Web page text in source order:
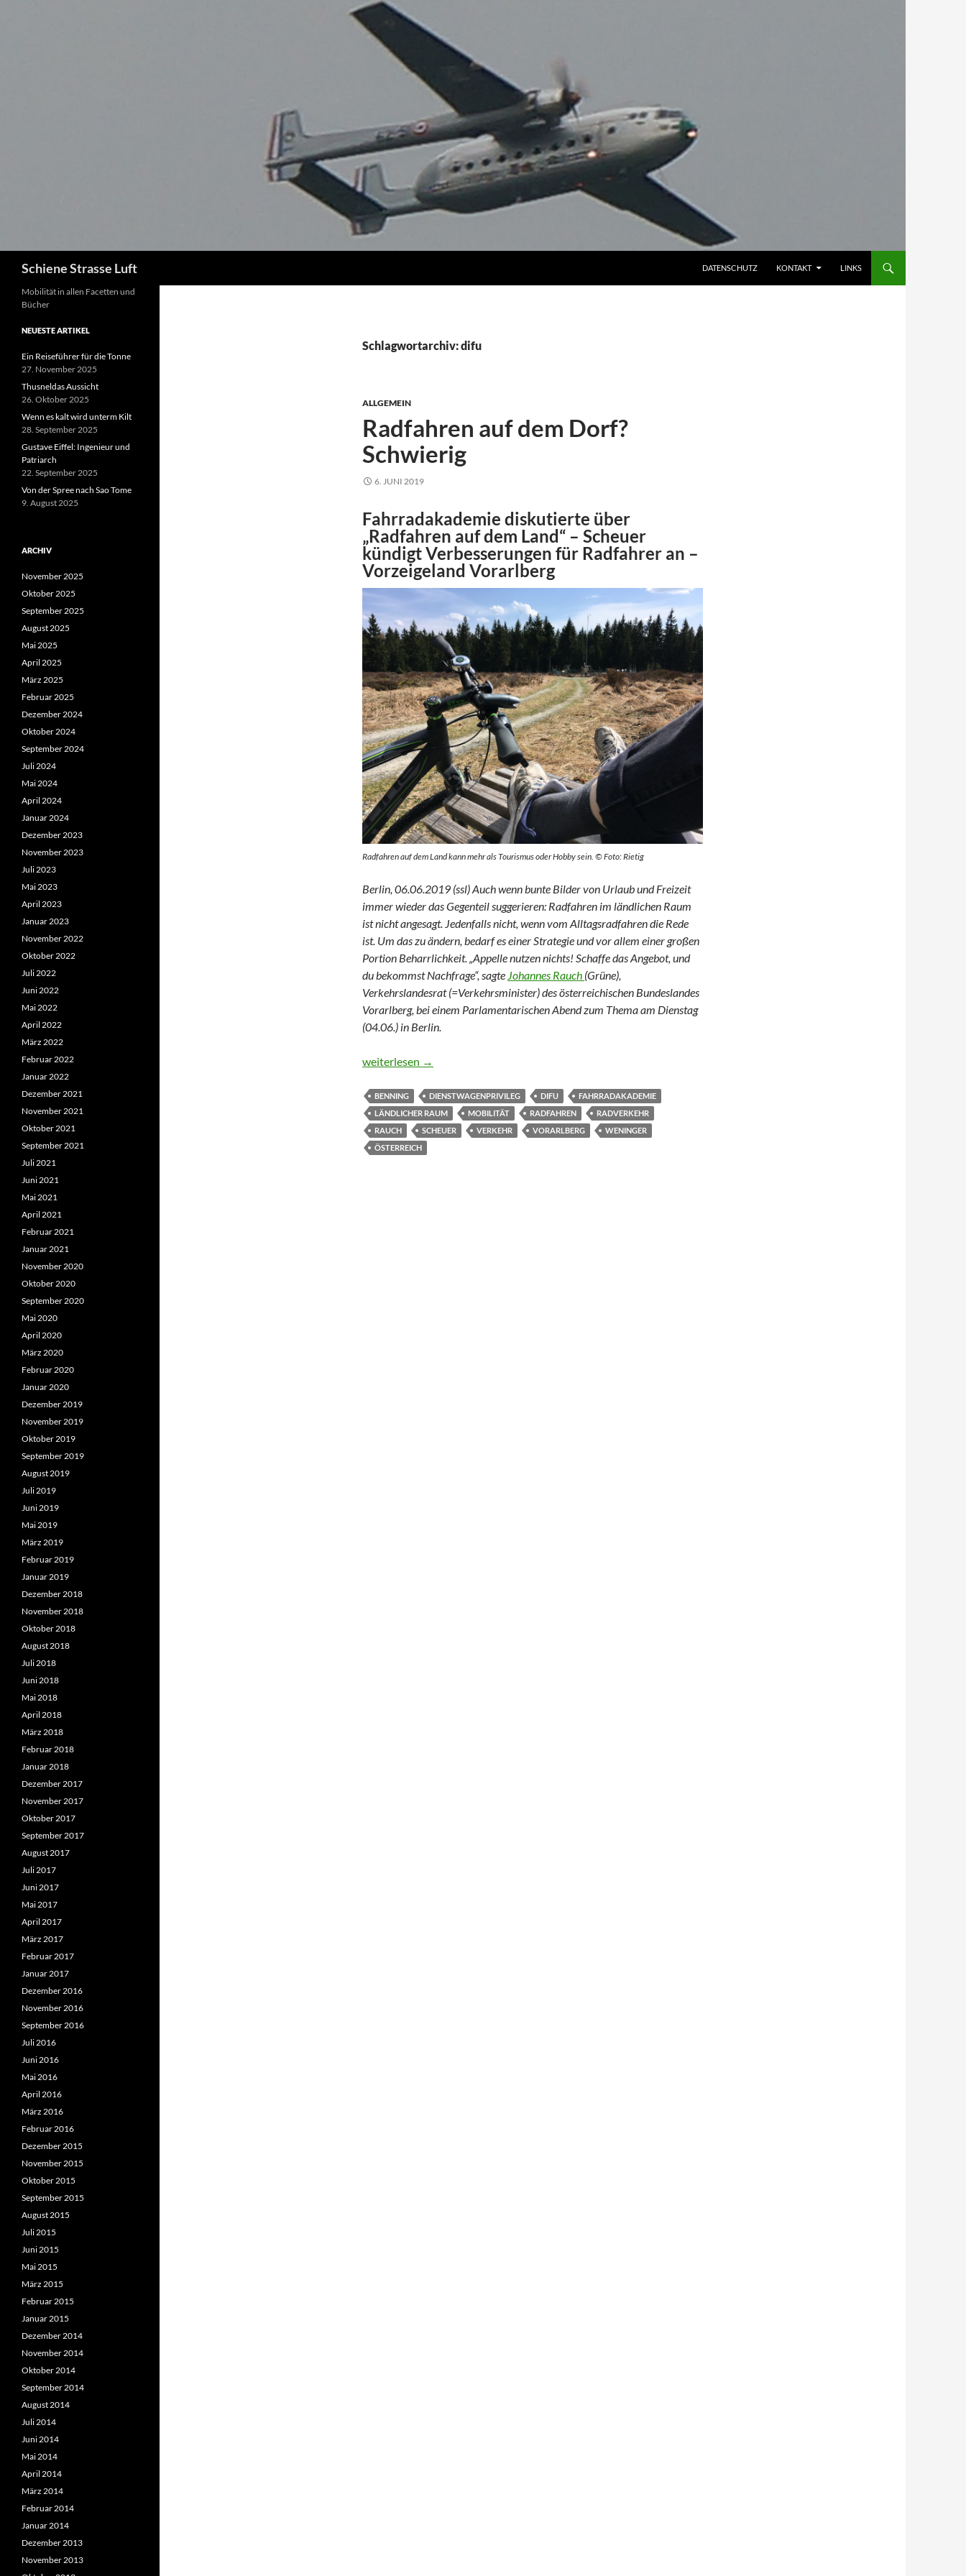
Schiene Strasse Luft DATENSCHUTZ KONTAKT LINKS
Schlagwortarchiv: difu
ALLGEMEIN
Radfahren auf dem Dorf?
Schwierig
6. JUNI 2019
Fahrradakademie diskutierte über
„Radfahren auf dem Land“ – Scheuer
kündigt Verbesserungen für Radfahrer an –
Vorzeigeland Vorarlberg
Radfahren auf dem Land kann mehr als Tourismus oder Hobby sein. © Foto: Rietig
Berlin, 06.06.2019 (ssl) Auch wenn bunte Bilder von Urlaub und Freizeit
immer wieder das Gegenteil suggerieren: Radfahren im ländlichen Raum
ist nicht angesagt. Jedenfalls nicht, wenn vom Alltagsradfahren die Rede
ist. Um das zu ändern, bedarf es einer Strategie und vor allem einer großen
Portion Beharrlichkeit. „Appelle nutzen nichts! Schaffe das Angebot, und
du bekommst Nachfrage“, sagte Johannes Rauch (Grüne),
Verkehrslandesrat (=Verkehrsminister) des österreichischen Bundeslandes
Vorarlberg, bei einem Parlamentarischen Abend zum Thema am Dienstag
(04.06.) in Berlin.
Radfahren auf dem Dorf? Schwierig
weiterlesen →
BENNING DIENSTWAGENPRIVILEG DIFU
FAHRRADAKADEMIE
LÄNDLICHER RAUM
MOBILITÄT RADFAHREN
RADVERKEHR
RAUCH
SCHEUER VERKEHR VORARLBERG
WENINGER
ÖSTERREICH
Mobilität in allen Facetten und
Bücher
NEUESTE ARTIKEL
Ein Reiseführer für die Tonne
27. November 2025
Thusneldas Aussicht
26. Oktober 2025
Wenn es kalt wird unterm Kilt
28. September 2025
Gustave Eiffel: Ingenieur und
Patriarch
22. September 2025
Von der Spree nach Sao Tome
9. August 2025
ARCHIV
November 2025
Oktober 2025
September 2025
August 2025
Mai 2025
April 2025
März 2025
Februar 2025
Dezember 2024
Oktober 2024
September 2024
Juli 2024
Mai 2024
April 2024
Januar 2024
Dezember 2023
November 2023
Juli 2023
Mai 2023
April 2023
Januar 2023
November 2022
Oktober 2022
Juli 2022
Juni 2022
Mai 2022
April 2022
März 2022
Februar 2022
Januar 2022
Dezember 2021
November 2021
Oktober 2021
September 2021
Juli 2021
Juni 2021
Mai 2021
April 2021
Februar 2021
Januar 2021
November 2020
Oktober 2020
September 2020
Mai 2020
April 2020
März 2020
Februar 2020
Januar 2020
Dezember 2019
November 2019
Oktober 2019
September 2019
August 2019
Juli 2019
Juni 2019
Mai 2019
März 2019
Februar 2019
Januar 2019
Dezember 2018
November 2018
Oktober 2018
August 2018
Juli 2018
Juni 2018
Mai 2018
April 2018
März 2018
Februar 2018
Januar 2018
Dezember 2017
November 2017
Oktober 2017
September 2017
August 2017
Juli 2017
Juni 2017
Mai 2017
April 2017
März 2017
Februar 2017
Januar 2017
Dezember 2016
November 2016
September 2016
Juli 2016
Juni 2016
Mai 2016
April 2016
März 2016
Februar 2016
Dezember 2015
November 2015
Oktober 2015
September 2015
August 2015
Juli 2015
Juni 2015
Mai 2015
März 2015
Februar 2015
Januar 2015
Dezember 2014
November 2014
Oktober 2014
September 2014
August 2014
Juli 2014
Juni 2014
Mai 2014
April 2014
März 2014
Februar 2014
Januar 2014
Dezember 2013
November 2013